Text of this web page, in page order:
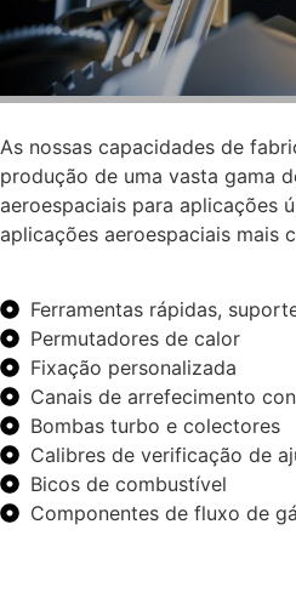
As nossas capacidades de
produção de uma vasta gama
aeroespaciais para aplicações
aplicações aeroespaciais mais
Ferramentas rápidas,
Permutadores de calor
Fixação personalizada
Canais de arrefecimento
Bombas turbo e colectores
Calibres de verificação de
Bicos de combustível
Componentes de fluxo de